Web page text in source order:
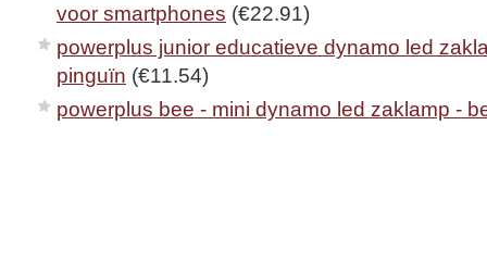
voor smartphones (€22.91)
powerplus junior educatieve dynamo led
pinguïn (€11.54)
powerplus bee - mini dynamo led zaklamp -